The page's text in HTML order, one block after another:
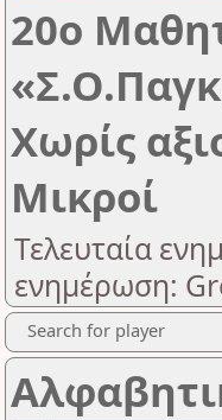
20ο
Χωρίς
Μικροί
Τελευταία
ενημέρωση:
Search for player